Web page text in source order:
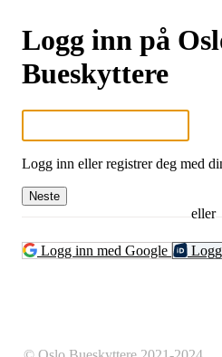
Logg inn på
Bueskyttere
Logg inn eller registrer deg med
Neste
eller
Logg inn med Google